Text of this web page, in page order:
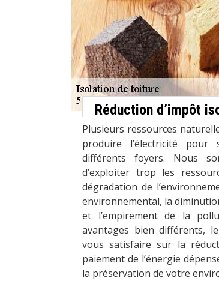
Réduction d’impôt
Plusieurs ressources
produire l’électricité
différents foyers. Nous
d’exploiter trop les
dégradation de
environnemental, la
et l’empirement de la
avantages bien différents,
vous satisfaire sur la
paiement de l’énergie
la préservation de votre